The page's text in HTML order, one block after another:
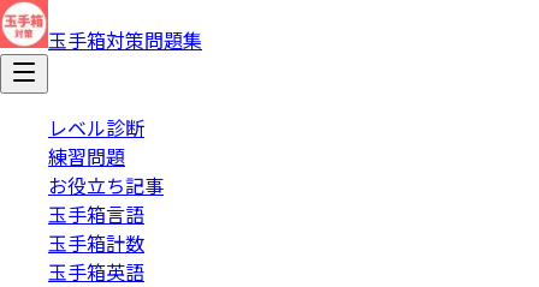
玉手箱対策問題集
レベル診断
練習問題
お役立ち記事
玉手箱言語
玉手箱計数
玉手箱英語